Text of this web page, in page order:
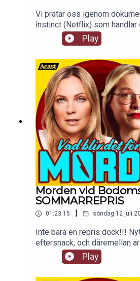
Vi pratar oss igenom
instinct (Netflix) som handlar
liv och leverne, hon är
tjejen. tw: en hel jävla massa
Play
Morden vid
SOMMARREPRIS
01:23:15 | söndag 12 juli
Inte bara en repris dock!!!
eftersnack, och däremellan
ett avsnitt från 17 december
Play